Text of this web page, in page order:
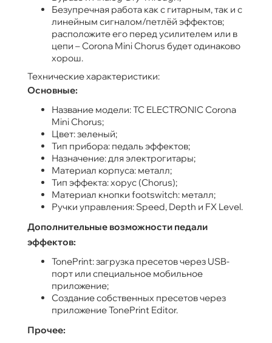
Безупречная работа как с гитарным, так и с
линейным сигналом/петлёй эффектов;
расположите его перед усилителем или в
цепи – Corona Mini Chorus будет одинаково
хорош.
Технические характеристики:
Основные:
Название модели: TC ELECTRONIC Corona
Mini Chorus;
Цвет: зеленый;
Тип прибора: педаль эффектов;
Назначение: для электрогитары;
Материал корпуса: металл;
Тип эффекта: хорус (Chorus);
Материал кнопки footswitch: металл;
Ручки управления: Speed, Depth и FX Level.
Дополнительные возможности педали
эффектов:
TonePrint: загрузка пресетов через USB-
порт или специальное мобильное
приложение;
Создание собственных пресетов через
приложение TonePrint Editor.
Прочее: